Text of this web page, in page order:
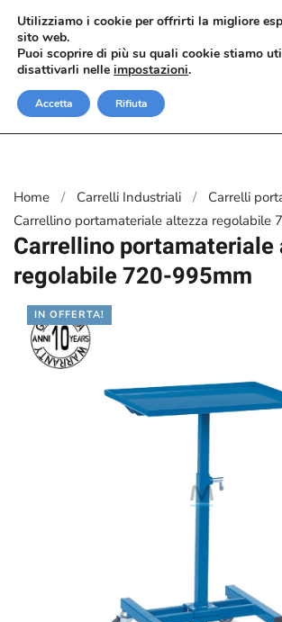
Passa al contenuto principale
Home Carrelli Industriali
Carrelli
Carrellino portamateriale altezza regolabile
Carrellino portamateriale
regolabile 720-995mm
IN OFFERTA!
Utilizziamo i cookie per offrirti la migliore
sito web.
Puoi scoprire di più su quali cookie stiamo
disattivarli nelle impostazioni.
Accetta Rifiuta